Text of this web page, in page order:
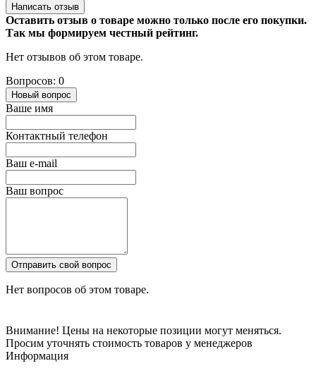
Написать отзыв
Оставить отзыв о товаре можно только после его покупки.
Так мы формируем честный рейтинг.
Нет отзывов об этом товаре.
Вопросов: 0
Новый вопрос
Ваше имя
Контактный телефон
Ваш e-mail
Ваш вопрос
Отправить свой вопрос
Нет вопросов об этом товаре.
Внимание! Цены на некоторые позиции могут меняться.
Просим уточнять стоимость товаров у менеджеров
Информация